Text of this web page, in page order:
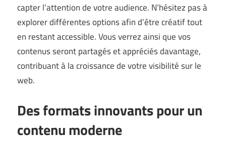
capter l’attention de votre audience. N’hésitez pas à
explorer différentes options afin d’être créatif tout
en restant accessible. Vous verrez ainsi que vos
contenus seront partagés et appréciés davantage,
contribuant à la croissance de votre visibilité sur le
web.
Des formats innovants pour un
contenu moderne